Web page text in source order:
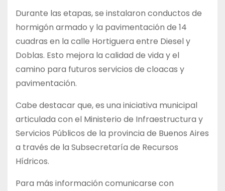
Durante las etapas, se instalaron conductos de
hormigón armado y la pavimentación de 14
cuadras en la calle Hortiguera entre Diesel y
Doblas. Esto mejora la calidad de vida y el
camino para futuros servicios de cloacas y
pavimentación.
Cabe destacar que, es una iniciativa municipal
articulada con el Ministerio de Infraestructura y
Servicios Públicos de la provincia de Buenos Aires
a través de la Subsecretaría de Recursos
Hídricos.
Para más información comunicarse con